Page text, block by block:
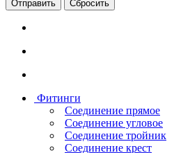
Сбросить
Фитинги
Соединение прямое
Соединение угловое
Соединение тройник
Соединение крест